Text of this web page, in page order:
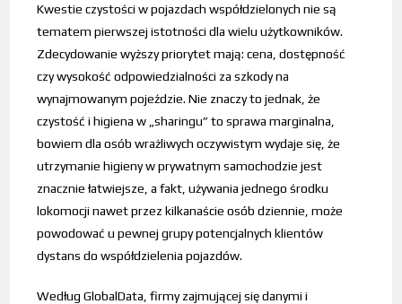
Kwestie czystości w pojazdach współdzielonych nie są
tematem pierwszej istotności dla wielu użytkowników.
Zdecydowanie wyższy priorytet mają: cena, dostępność
czy wysokość odpowiedzialności za szkody na
wynajmowanym pojeździe. Nie znaczy to jednak, że
czystość i higiena w „sharingu” to sprawa marginalna,
bowiem dla osób wrażliwych oczywistym wydaje się, że
utrzymanie higieny w prywatnym samochodzie jest
znacznie łatwiejsze, a fakt, używania jednego środku
lokomocji nawet przez kilkanaście osób dziennie, może
powodować u pewnej grupy potencjalnych klientów
dystans do współdzielenia pojazdów.
Według GlobalData, firmy zajmującej się danymi i